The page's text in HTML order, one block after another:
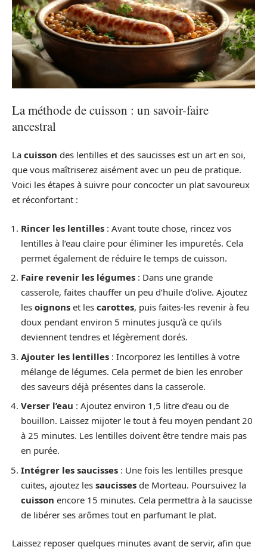
La méthode de cuisson : un savoir-faire
ancestral
La cuisson des lentilles et des saucisses est un art en soi,
que vous maîtriserez aisément avec un peu de pratique.
Voici les étapes à suivre pour concocter un plat savoureux
et réconfortant :
Rincer les lentilles : Avant toute chose, rincez vos
lentilles à l’eau claire pour éliminer les impuretés. Cela
permet également de réduire le temps de cuisson.
Faire revenir les légumes : Dans une grande
casserole, faites chauffer un peu d’huile d’olive. Ajoutez
les oignons et les carottes, puis faites-les revenir à feu
doux pendant environ 5 minutes jusqu’à ce qu’ils
deviennent tendres et légèrement dorés.
Ajouter les lentilles : Incorporez les lentilles à votre
mélange de légumes. Cela permet de bien les enrober
des saveurs déjà présentes dans la casserole.
Verser l’eau : Ajoutez environ 1,5 litre d’eau ou de
bouillon. Laissez mijoter le tout à feu moyen pendant 20
à 25 minutes. Les lentilles doivent être tendre mais pas
en purée.
Intégrer les saucisses : Une fois les lentilles presque
cuites, ajoutez les saucisses de Morteau. Poursuivez la
cuisson encore 15 minutes. Cela permettra à la saucisse
de libérer ses arômes tout en parfumant le plat.
Laissez reposer quelques minutes avant de servir, afin que